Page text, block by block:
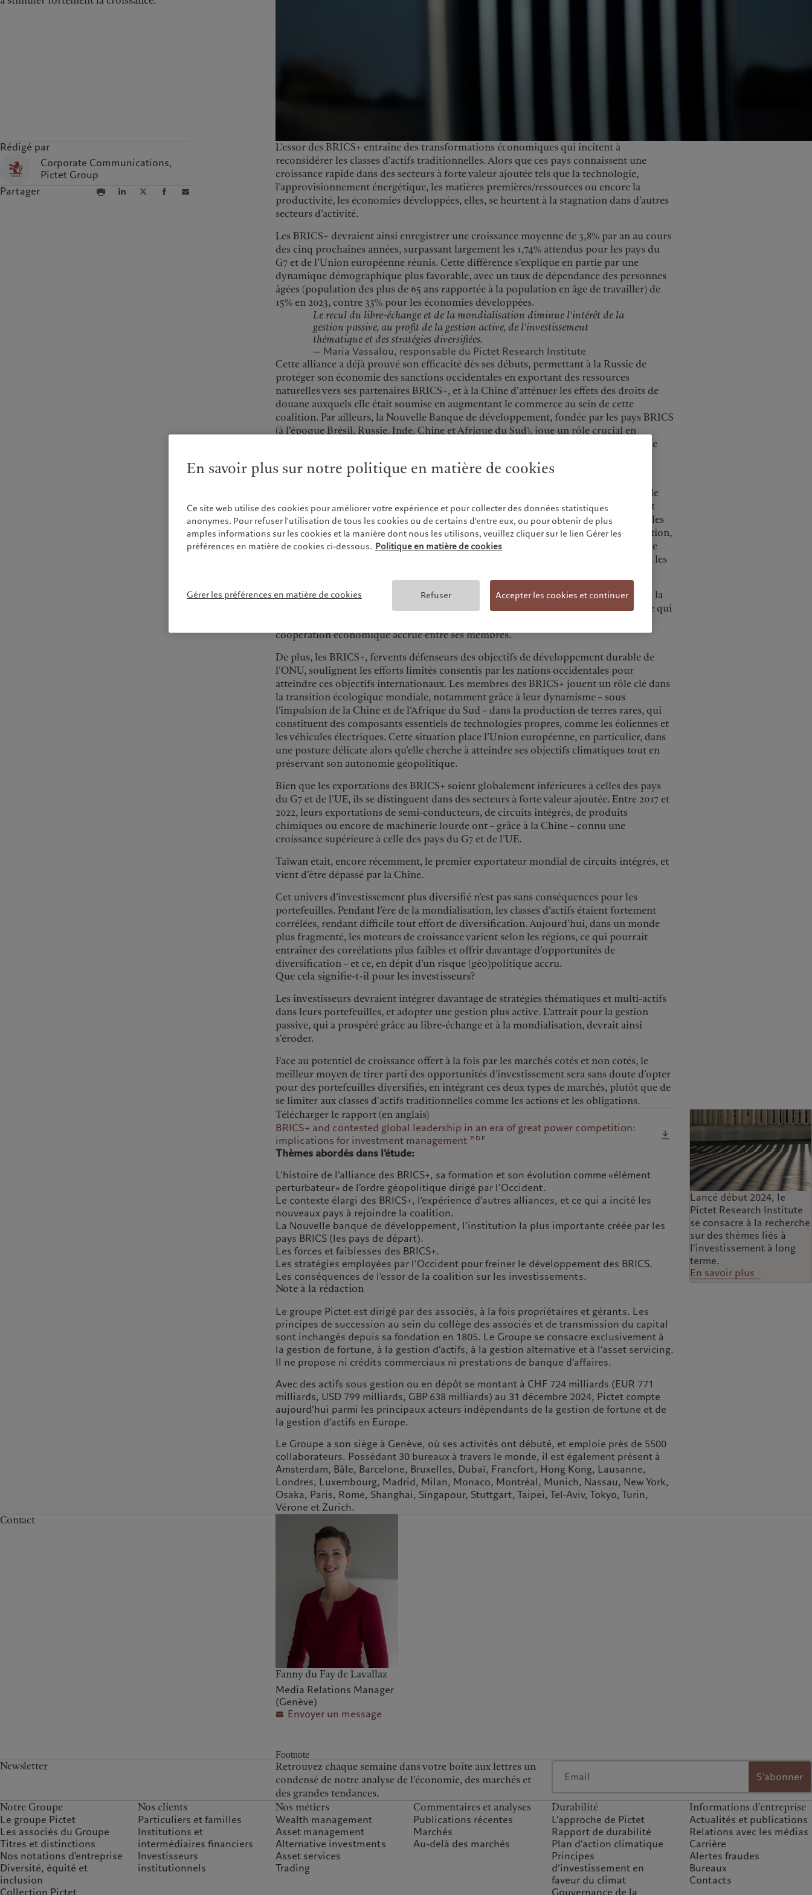
Rochemont
Rédigé par
Corporate Communications,
Pictet Group
Partager
L’essor des BRICS+ entraîne des transformations économiques qui incitent à
reconsidérer les classes d’actifs traditionnelles. Alors que ces pays connaissent une
croissance rapide dans des secteurs à forte valeur ajoutée tels que la technologie,
l’approvisionnement énergétique, les matières premières/ressources ou encore la
productivité, les économies développées, elles, se heurtent à la stagnation dans d’autres
secteurs d’activité.
Les BRICS+ devraient ainsi enregistrer une croissance moyenne de 3,8% par an au cours
des cinq prochaines années, surpassant largement les 1,74% attendus pour les pays du
G7 et de l’Union européenne réunis. Cette différence s'explique en partie par une
dynamique démographique plus favorable, avec un taux de dépendance des personnes
âgées (population des plus de 65 ans rapportée à la population en âge de travailler) de
15% en 2023, contre 33% pour les économies développées.
Le recul du libre-échange et de la mondialisation diminue l’intérêt de la
gestion passive, au profit de la gestion active, de l’investissement
thématique et des stratégies diversifiées.
— Maria Vassalou, responsable du Pictet Research Institute
Cette alliance a déjà prouvé son efficacité dès ses débuts, permettant à la Russie de
protéger son économie des sanctions occidentales en exportant des ressources
naturelles vers ses partenaires BRICS+, et à la Chine d'atténuer les effets des droits de
douane auxquels elle était soumise en augmentant le commerce au sein de cette
coalition. Par ailleurs, la Nouvelle Banque de développement, fondée par les pays BRICS
(à l’époque Brésil, Russie, Inde, Chine et Afrique du Sud), joue un rôle crucial en
soutenant les nouveaux Etats membres dans le développement et le renforcement de
La Chine et la Russie forment le noyau central des BRICS+ grâce à leur puissance
économique et militaire, ainsi qu’à leur statut de membres permanents du Conseil de
sécurité de l’ONU. De plus, la répartition géographique des dix pays qui composent
aujourd’hui cette coalition est telle qu’elle leur donne accès à des routes commerciales
majeures, augmentant ainsi leur influence sur le monde occidental. A titre d’illustration,
les BRICS+ ont la mainmise sur plusieurs points de passage maritime stratégiques: le
canal de Suez, le détroit de Malacca, le détroit d’Ormuz, le cap de Bonne-Espérance, les
Les droits de douane imposés par les économies occidentales pour tenter de freiner la
puissance économique des BRICS+ ont entraîné un effet de substitution notable. Ce qui
coopération économique accrue entre ses membres.
De plus, les BRICS+, fervents défenseurs des objectifs de développement durable de
l’ONU, soulignent les efforts limités consentis par les nations occidentales pour
atteindre ces objectifs internationaux. Les membres des BRICS+ jouent un rôle clé dans
la transition écologique mondiale, notamment grâce à leur dynamisme – sous
l’impulsion de la Chine et de l’Afrique du Sud – dans la production de terres rares, qui
constituent des composants essentiels de technologies propres, comme les éoliennes et
les véhicules électriques. Cette situation place l’Union européenne, en particulier, dans
une posture délicate alors qu’elle cherche à atteindre ses objectifs climatiques tout en
préservant son autonomie géopolitique.
Bien que les exportations des BRICS+ soient globalement inférieures à celles des pays
du G7 et de l’UE, ils se distinguent dans des secteurs à forte valeur ajoutée. Entre 2017 et
2022, leurs exportations de semi-conducteurs, de circuits intégrés, de produits
chimiques ou encore de machinerie lourde ont – grâce à la Chine – connu une
croissance supérieure à celle des pays du G7 et de l’UE.
Taïwan était, encore récemment, le premier exportateur mondial de circuits intégrés, et
vient d’être dépassé par la Chine.
Cet univers d’investissement plus diversifié n’est pas sans conséquences pour les
portefeuilles. Pendant l’ère de la mondialisation, les classes d’actifs étaient fortement
corrélées, rendant difficile tout effort de diversification. Aujourd'hui, dans un monde
plus fragmenté, les moteurs de croissance varient selon les régions, ce qui pourrait
entraîner des corrélations plus faibles et offrir davantage d’opportunités de
diversification – et ce, en dépit d’un risque (géo)politique accru.
Que cela signifie-t-il pour les investisseurs?
Les investisseurs devraient intégrer davantage de stratégies thématiques et multi-actifs
dans leurs portefeuilles, et adopter une gestion plus active. L’attrait pour la gestion
passive, qui a prospéré grâce au libre-échange et à la mondialisation, devrait ainsi
s’éroder.
Face au potentiel de croissance offert à la fois par les marchés cotés et non cotés, le
meilleur moyen de tirer parti des opportunités d’investissement sera sans doute d’opter
pour des portefeuilles diversifiés, en intégrant ces deux types de marchés, plutôt que de
se limiter aux classes d'actifs traditionnelles comme les actions et les obligations.
Télécharger le rapport (en anglais)
BRICS+ and contested global leadership in an era of great power competition:
implications for investment management pdf
Thèmes abordés dans l’étude:
L’histoire de l’alliance des BRICS+, sa formation et son évolution comme «élément
perturbateur» de l’ordre géopolitique dirigé par l’Occident.
Le contexte élargi des BRICS+, l’expérience d’autres alliances, et ce qui a incité les
nouveaux pays à rejoindre la coalition.
La Nouvelle banque de développement, l’institution la plus importante créée par les
pays BRICS (les pays de départ).
Les forces et faiblesses des BRICS+.
Les stratégies employées par l’Occident pour freiner le développement des BRICS.
Les conséquences de l’essor de la coalition sur les investissements.
Lancé début 2024, le
Pictet Research Institute
se consacre à la recherche
sur des thèmes liés à
l’investissement à long
terme.
En savoir plus
Note à la rédaction
Le groupe Pictet est dirigé par des associés, à la fois propriétaires et gérants. Les
principes de succession au sein du collège des associés et de transmission du capital
sont inchangés depuis sa fondation en 1805. Le Groupe se consacre exclusivement à
la gestion de fortune, à la gestion d’actifs, à la gestion alternative et à l’asset servicing.
Il ne propose ni crédits commerciaux ni prestations de banque d’affaires.
Avec des actifs sous gestion ou en dépôt se montant à CHF 724 milliards (EUR 771
milliards, USD 799 milliards, GBP 638 milliards) au 31 décembre 2024, Pictet compte
aujourd’hui parmi les principaux acteurs indépendants de la gestion de fortune et de
la gestion d’actifs en Europe.
Le Groupe a son siège à Genève, où ses activités ont débuté, et emploie près de 5500
collaborateurs. Possédant 30 bureaux à travers le monde, il est également présent à
Amsterdam, Bâle, Barcelone, Bruxelles, Dubaï, Francfort, Hong Kong, Lausanne,
Londres, Luxembourg, Madrid, Milan, Monaco, Montréal, Munich, Nassau, New York,
Osaka, Paris, Rome, Shanghai, Singapour, Stuttgart, Taipei, Tel‑Aviv, Tokyo, Turin,
Vérone et Zurich.
Contact
Fanny du Fay de Lavallaz
Media Relations Manager
(Genève)
Envoyer un message
Footnote
Newsletter
Retrouvez chaque semaine dans votre boîte aux lettres un
condensé de notre analyse de l’économie, des marchés et
des grandes tendances.
S’abonner
Notre Groupe
Le groupe Pictet
Les associés du Groupe
Titres et distinctions
Nos notations d'entreprise
Diversité, équité et
inclusion
Nos clients
Particuliers et familles
Institutions et
intermédiaires financiers
Investisseurs
institutionnels
Nos métiers
Wealth management
Asset management
Alternative investments
Asset services
Trading
Commentaires et analyses
Publications récentes
Marchés
Au-delà des marchés
Durabilité
L’approche de Pictet
Rapport de durabilité
Plan d’action climatique
Principes
d’investissement en
faveur du climat
Informations d'entreprise
Actualités et publications
Relations avec les médias
Carrière
Alertes fraudes
Bureaux
Contacts
En savoir plus sur notre politique en matière de cookies
Ce site web utilise des cookies pour améliorer votre expérience et pour collecter des données statistiques
anonymes. Pour refuser l'utilisation de tous les cookies ou de certains d'entre eux, ou pour obtenir de plus
amples informations sur les cookies et la manière dont nous les utilisons, veuillez cliquer sur le lien Gérer les
préférences en matière de cookies ci-dessous. Politique en matière de cookies
Gérer les préférences en matière de cookies Refuser Accepter les cookies et continuer